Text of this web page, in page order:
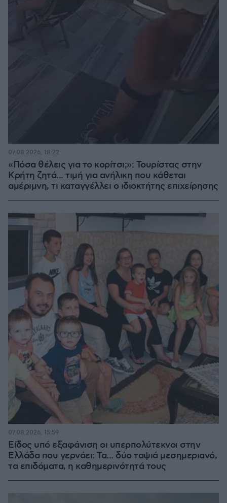
«Πόσα θέλεις για το κορίτσι;»: Τουρίστας στην
Κρήτη ζητά... τιμή για ανήλικη που κάθεται
αμέριμνη, τι καταγγέλλει ο ιδιοκτήτης επιχείρησης
07.08.2026, 18:22
Είδος υπό εξαφάνιση οι υπερπολύτεκνοι στην
Ελλάδα που γερνάει: Τα... δύο ταψιά μεσημεριανό,
τα επιδόματα, η καθημερινότητά τους
07.08.2026, 15:59